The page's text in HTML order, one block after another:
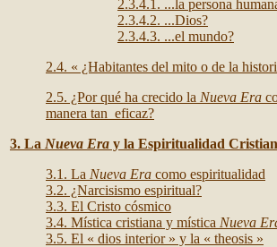
2.3.4.1. ...la persona
2.3.4.2. ...Dios?
2.3.4.3. ...el mundo?
2.4. « ¿Habitantes del mito o de la
2.5. ¿Por qué ha crecido la Nueva Era
manera tan eficaz?
3. La Nueva Era y la Espiritualidad
3.1. La Nueva Era como espiritualidad
3.2. ¿Narcisismo espiritual?
3.3. El Cristo cósmico
3.4. Mística cristiana y mística Nueva
3.5. El « dios interior » y la « theosis »